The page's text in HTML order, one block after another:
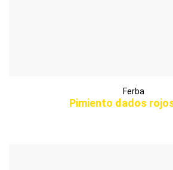
Ferba
Pimiento dados